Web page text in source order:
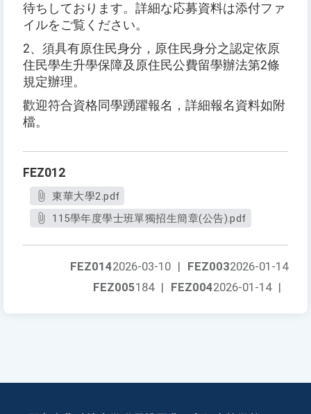
待ちしております。詳細な応募資料は添付ファ
イルをご覧ください。
2、須具有原住民身分，原住民身分之認定依原
住民學生升學保障及原住民公費留學辦法第2條
規定辦理。
歡迎符合資格同學踴躍報名，詳細報名資料如附
檔。
FEZ012
東華大學2.pdf
115學年度學士班單獨招生簡章(公告).pdf
FEZ0032026-01-14
FEZ0142026-03-10 |
FEZ0042026-01-14 |
FEZ005184 |